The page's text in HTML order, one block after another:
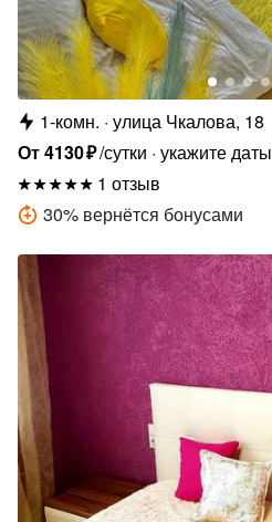
1-комн. улица Чкалова, 18
От4130₽/сутки укажите даты
1 отзыв
30% вернётся бонусами